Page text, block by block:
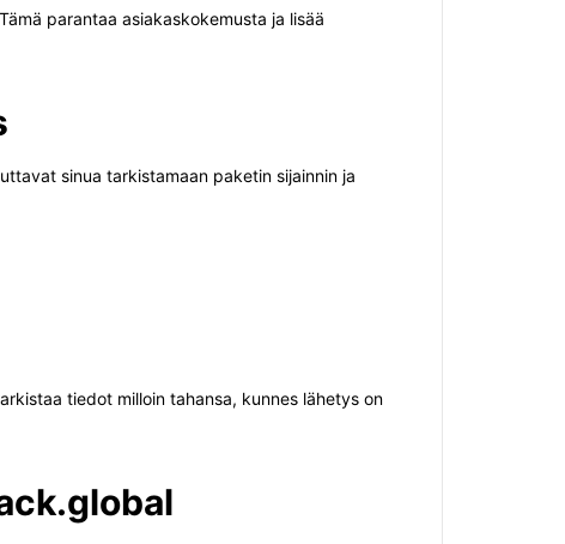
parantaa asiakaskokemusta ja lisää
sinua tarkistamaan paketin sijainnin ja
tiedot milloin tahansa, kunnes lähetys on